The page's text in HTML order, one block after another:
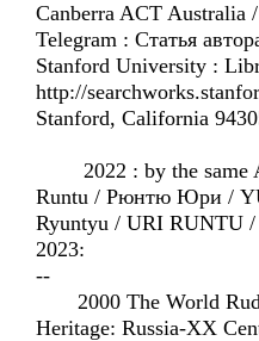
Canberra ACT Australia
Telegram : Статья
Stanford University :
http://
Stanford, California
2022 : by the same
Runtu / Рюнтю Юри /
Ryuntyu / URI RUNTU
2023:
--
2000 The World
Heritage: Russia-XX